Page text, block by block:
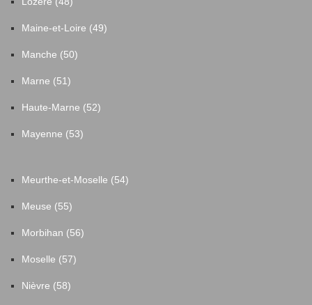
Maine-et-Loire (49)
Manche (50)
Marne (51)
Haute-Marne (52)
Mayenne (53)
Meurthe-et-Moselle (54)
Meuse (55)
Morbihan (56)
Moselle (57)
Nièvre (58)